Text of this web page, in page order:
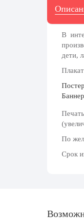
20
25
14
Масленица
8 марта,
В
дети,
По
Срок